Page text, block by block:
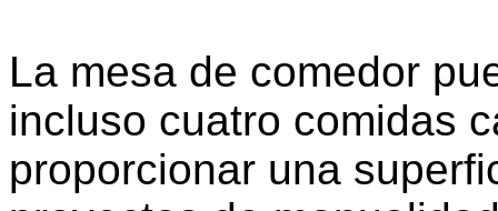
La mesa de comedor
incluso cuatro comidas
proporcionar una